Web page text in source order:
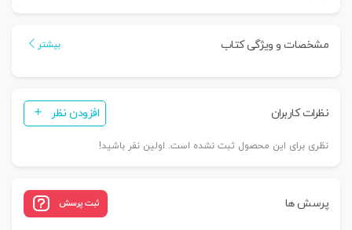
طلاق)
عدد
مشخصات و ویژگی کتاب بیشتر
نظرات کاربران افزودن نظر
نظری برای این محصول ثبت نشده است. اولین نفر باشید!
پرسش ها ثبت پرسش